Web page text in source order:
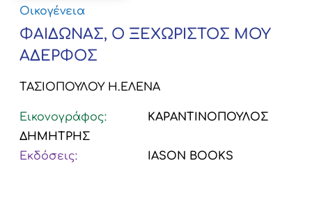
Οικογένεια
ΦΑΙΔΩΝΑΣ, Ο ΞΕΧΩΡΙΣΤΟΣ ΜΟΥ
ΑΔΕΡΦΟΣ
ΤΑΣΙΟΠΟΥΛΟΥ Η.ΕΛΕΝΑ
Εικονογράφος:
ΚΑΡΑΝΤΙΝΟΠΟΥΛΟΣ
ΔΗΜΗΤΡΗΣ
Εκδόσεις:
IASON BOOKS